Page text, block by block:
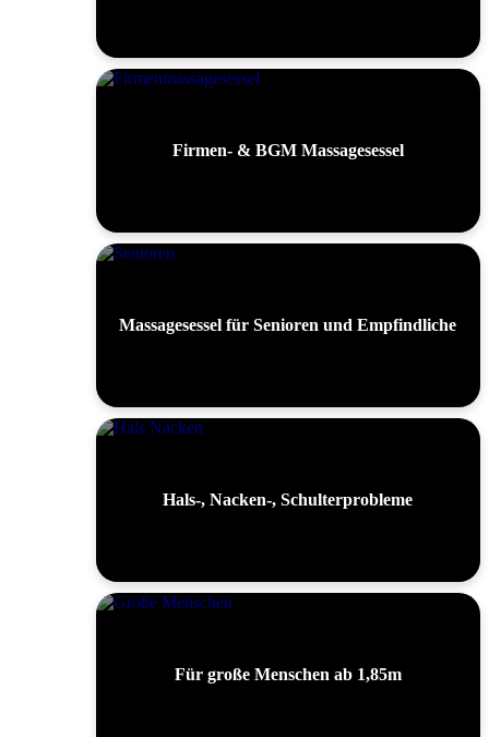
Firmen- & BGM Massagesessel
Massagesessel für Senioren und Empfindliche
Hals-, Nacken-, Schulterprobleme
Für große Menschen ab 1,85m